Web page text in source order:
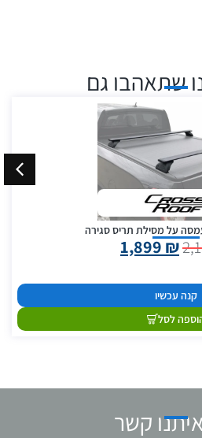
שתאהבו גם
על מסילת תריס סגירה
1,899₪
קנה עכשיו
לסל
קשר